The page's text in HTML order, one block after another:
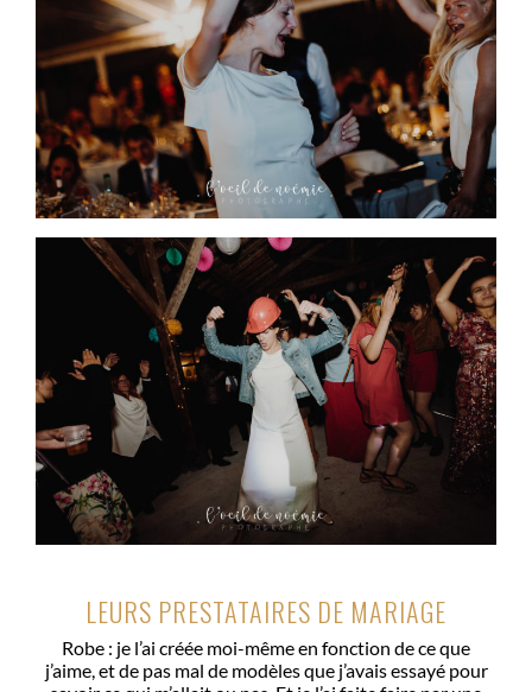
LEURS PRESTATAIRES DE MARIAGE
Robe : je l’ai créée moi-même en fonction de ce que
j’aime, et de pas mal de modèles que j’avais essayé pour